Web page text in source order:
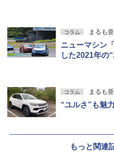
コラム まるも
ニューマシン
した2021年の
コラム まるも
“ユルさ”も魅
もっと関連